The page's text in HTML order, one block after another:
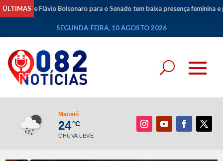
ÚLTIMAS
Flávio Bolsonaro para o Senado tem baixa presença feminina e prioriza
SEGUNDA-FEIRA, 10 AGOSTO 2026
Maceió
24°C
CHUVA LEVE